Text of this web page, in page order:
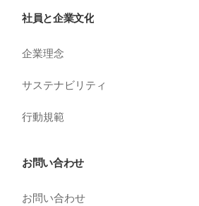
社員と企業文化
企業理念
サステナビリティ
行動規範
お問い合わせ
お問い合わせ